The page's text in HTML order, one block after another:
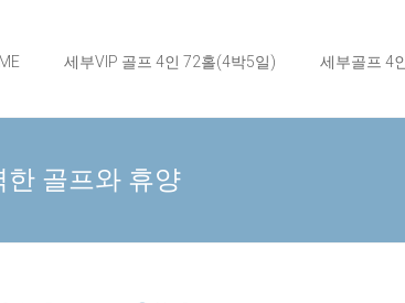
세부VIP 골프 4인 72홀(4박5일) 세부골프 4
골프와 휴양